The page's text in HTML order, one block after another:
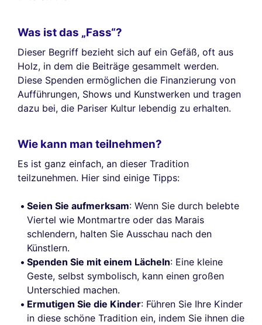
Was ist das „Fass“?
Dieser Begriff bezieht sich auf ein Gefäß, oft aus
Holz, in dem die Beiträge gesammelt werden.
Diese Spenden ermöglichen die Finanzierung von
Aufführungen, Shows und Kunstwerken und tragen
dazu bei, die Pariser Kultur lebendig zu erhalten.
Wie kann man teilnehmen?
Es ist ganz einfach, an dieser Tradition
teilzunehmen. Hier sind einige Tipps:
Seien Sie aufmerksam: Wenn Sie durch belebte
Viertel wie Montmartre oder das Marais
schlendern, halten Sie Ausschau nach den
Künstlern.
Spenden Sie mit einem Lächeln: Eine kleine
Geste, selbst symbolisch, kann einen großen
Unterschied machen.
Ermutigen Sie die Kinder: Führen Sie Ihre Kinder
in diese schöne Tradition ein, indem Sie ihnen die